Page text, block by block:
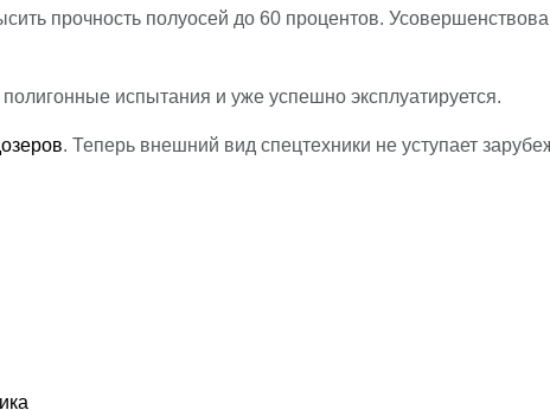
прочность полуосей до 60 процентов.
испытания и уже успешно эксплуатируется.
. Теперь внешний вид спецтехники не уступает